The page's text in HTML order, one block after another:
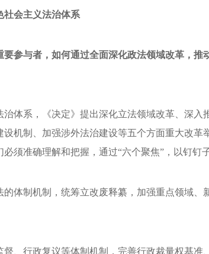
社会主义法治体系
参与者，如何通过全面深化政法领域改革，推
体系，《决定》提出深化立法领域改革、深入
机制、加强涉外法治建设等五个方面重大改革
须准确理解和把握，通过“六个聚焦”，以钉钉
体制机制，统筹立改废释纂，加强重点领域、
、行政复议等体制机制，完善行政裁量权基准